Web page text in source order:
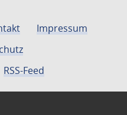
Impressum
RSS-Feed